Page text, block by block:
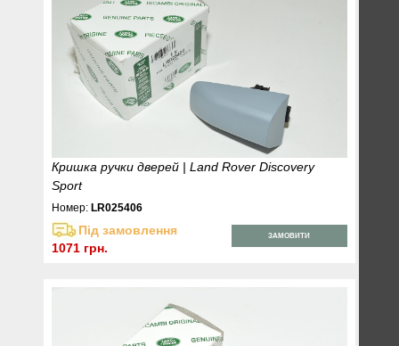
Кришка ручки дверей | Land Rover Discovery
Sport
Номер: LR025406
Під замовлення
1071 грн.
ЗАМОВИТИ